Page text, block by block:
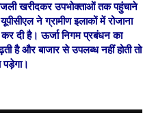
खरीदकर उपभोक्ताओं तक पहुंचाने
ने ग्रामीण इलाकों में रोजाना
दी है। ऊर्जा निगम प्रबंधन का
है और बाजार से उपलब्ध नहीं होती तो
पड़ेगा।